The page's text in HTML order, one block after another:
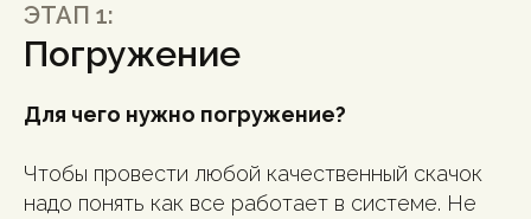
ЭТАП 1:
Погружение
Для чего нужно погружение?
Чтобы провести любой качественный скачок
надо понять как все работает в системе. Не